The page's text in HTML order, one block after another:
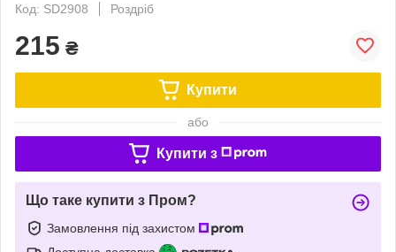
Код: SD2908
Роздріб
215 ₴
Купити
або
Купити з
Що таке купити з Пром?
Замовлення під захистом